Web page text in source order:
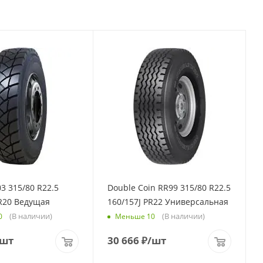
315/80 R22.5
Ведущая
(В наличии)
Double Coin RR99 315/80 R22.5
160/157J PR22 Универсальная
Меньше 10 (В наличии)
30 666 ₽/шт